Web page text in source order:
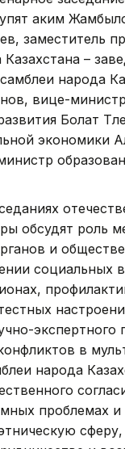
аким
заместитель
–
народа
вице-
Болат
экономики
обсудят роль
и
социальных
экспертного
в
народа
проблемах и
сферу,